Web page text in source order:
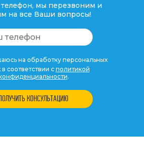
телефон, мы перезвоним и
на все Ваши вопросы!
на обработку персональных
соответствии с политикой
.
ПОЛУЧИТЬ КОНСУЛЬТАЦИЮ